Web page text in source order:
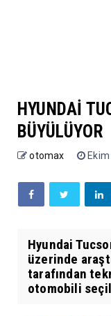
HYUNDAİ
BÜYÜLÜYOR
otomax
Hyundai
üzerinde
tarafından
otomobili